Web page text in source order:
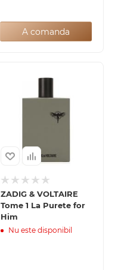
A comanda
ZADIG & VOLTAIRE
Tome 1 La Purete for
Him
Nu este disponibil